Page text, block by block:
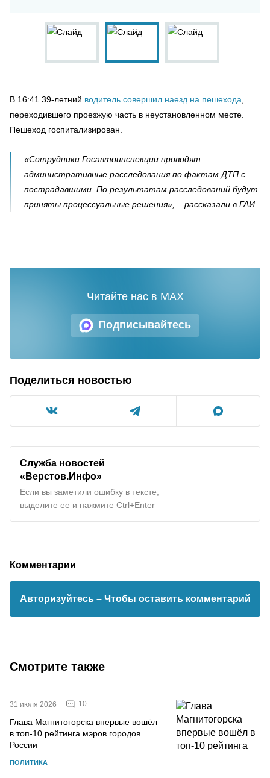
В 16:41 39-летний водитель совершил наезд на пешехода
переходившего проезжую часть в неустановленном месте.
Пешеход госпитализирован.
«Сотрудники Госавтоинспекции проводят
административные расследования по фактам ДТП с
пострадавшими. По результатам расследований будут
приняты процессуальные решения», – рассказали в ГАИ.
Подписывайтесь
Читайте нас в MAX
Поделиться новостью
Служба новостей
«Верстов.Инфо»
Если вы заметили ошибку в тексте,
выделите ее и нажмите Ctrl+Enter
Комментарии
Авторизуйтесь – Чтобы оставить комментарий
Смотрите также
31 июля 2026 10
Глава Магнитогорска впервые вошёл
в топ-10 рейтинга мэров городов
России
ПОЛИТИКА